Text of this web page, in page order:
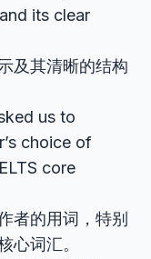
its clear
及其清晰的结构
us to
choice of
core
者的用词，特别
心词汇。